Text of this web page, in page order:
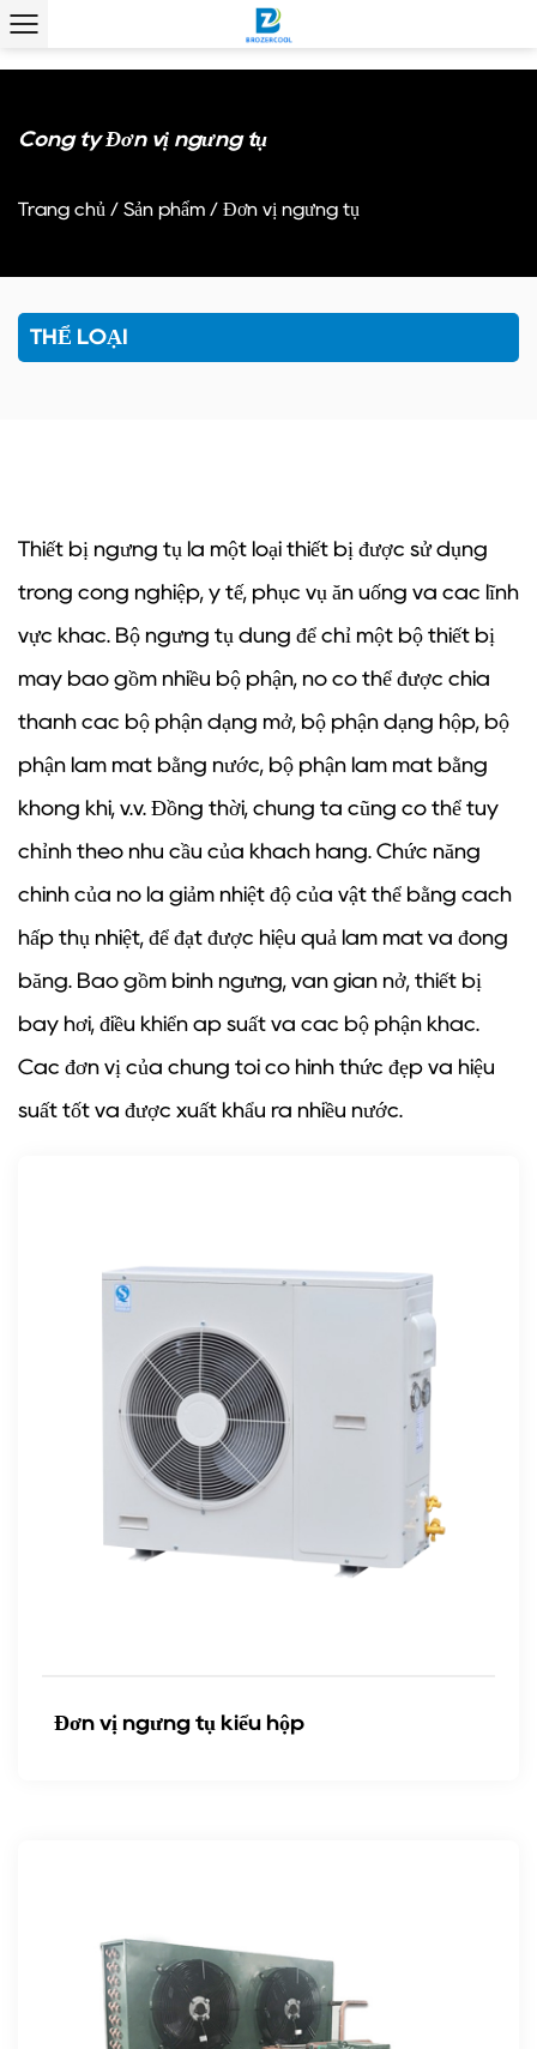
Công ty Đơn vị ngưng tụ
Trang chủ / Sản phẩm / Đơn vị ngưng tụ
THỂ LOẠI
Thiết bị ngưng tụ là một loại thiết bị được sử dụng
trong công nghiệp, y tế, phục vụ ăn uống và các lĩnh
vực khác. Bộ ngưng tụ dùng để chỉ một bộ thiết bị
máy bao gồm nhiều bộ phận, nó có thể được chia
thành các bộ phận dạng mở, bộ phận dạng hộp, bộ
phận làm mát bằng nước, bộ phận làm mát bằng
không khí, v.v. Đồng thời, chúng ta cũng có thể tùy
chỉnh theo nhu cầu của khách hàng. Chức năng
chính của nó là giảm nhiệt độ của vật thể bằng cách
hấp thụ nhiệt, để đạt được hiệu quả làm mát và đóng
băng. Bao gồm bình ngưng, van giãn nở, thiết bị
bay hơi, điều khiển áp suất và các bộ phận khác.
Các đơn vị của chúng tôi có hình thức đẹp và hiệu
suất tốt và được xuất khẩu ra nhiều nước.
Đơn vị ngưng tụ kiểu hộp